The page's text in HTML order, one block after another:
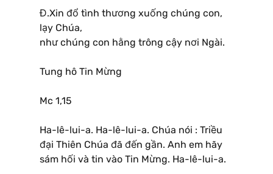
Đ.Xin đổ tình thương xuống chúng con,
lạy Chúa,
như chúng con hằng trông cậy nơi Ngài.
Tung hô Tin Mừng
Mc 1,15
Ha-lê-lui-a. Ha-lê-lui-a. Chúa nói : Triều
đại Thiên Chúa đã đến gần. Anh em hãy
sám hối và tin vào Tin Mừng. Ha-lê-lui-a.